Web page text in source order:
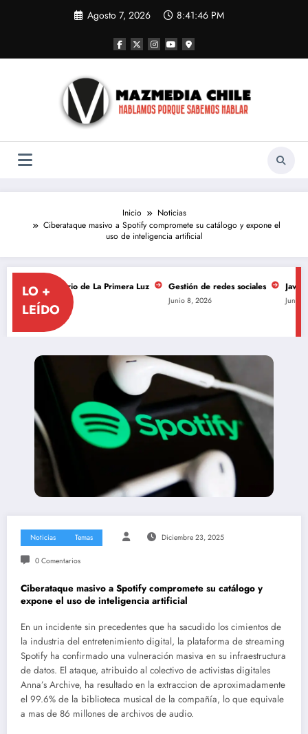
Agosto 7, 2026 8:41:47 PM
Inicio
Noticias
Ciberataque masivo a Spotify compromete su catálogo y expone el
uso de inteligencia artificial
LO +
LEÍDO
aniversario de La Primera Luz Gestión de redes sociales
Junio 8, 2026
Javiera
Junio 8, 2026
Noticias Temas Diciembre 23, 2025
0 Comentarios
Ciberataque masivo a Spotify compromete su catálogo y
expone el uso de inteligencia artificial
En un incidente sin precedentes que ha sacudido los cimientos de
la industria del entretenimiento digital, la plataforma de streaming
Spotify ha confirmado una vulneración masiva en su infraestructura
de datos. El ataque, atribuido al colectivo de activistas digitales
Anna’s Archive, ha resultado en la extraccion de aproximadamente
el 99.6% de la biblioteca musical de la compañía, lo que equivale
a mas de 86 millones de archivos de audio.